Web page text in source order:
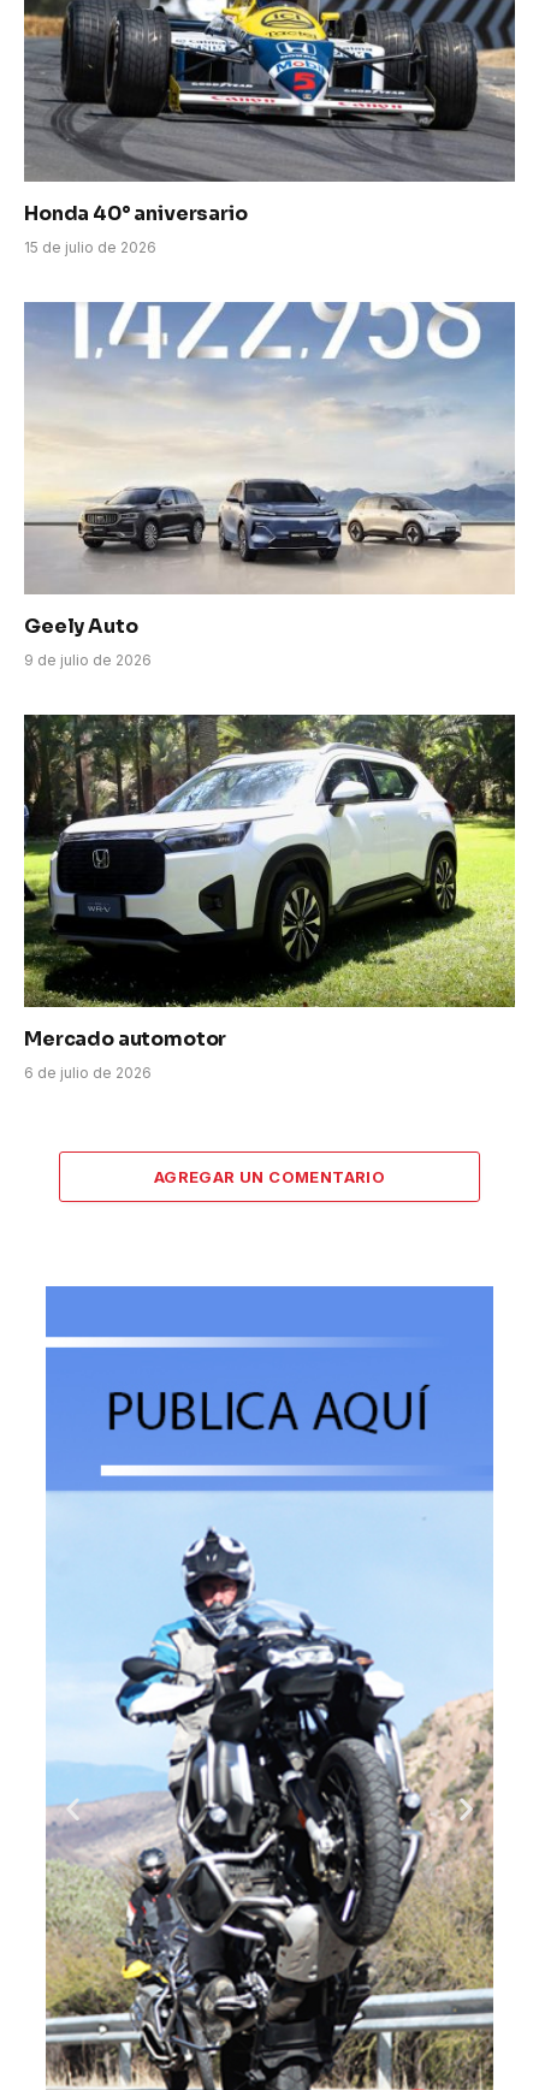
Honda 40° aniversario
15 de julio de 2026
Geely Auto
9 de julio de 2026
Mercado automotor
6 de julio de 2026
AGREGAR UN COMENTARIO